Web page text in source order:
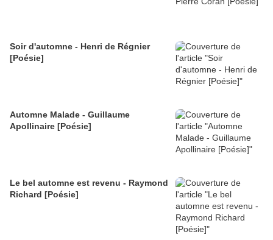
Soir d'automne - Henri de Régnier
[Poésie]
Automne Malade - Guillaume
Apollinaire [Poésie]
Le bel automne est revenu - Raymond
Richard [Poésie]